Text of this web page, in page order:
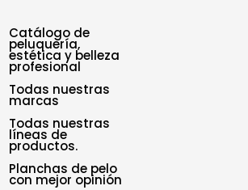
Catálogo de
peluquería,
estética y belleza
profesional
Todas nuestras
marcas
Todas nuestras
líneas de
productos.
Planchas de pelo
con mejor opinión